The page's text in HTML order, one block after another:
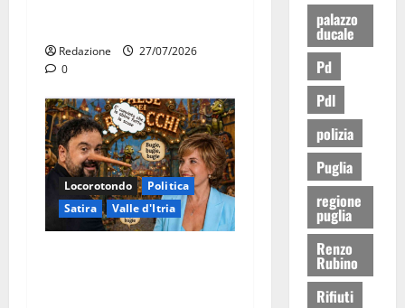
Redazione
27/07/2026
0
Locorotondo
Politica
Satira
Valle d'Itria
palazzo
ducale
Pd
Pdl
polizia
Puglia
regione
puglia
Renzo
Rubino
Rifiuti